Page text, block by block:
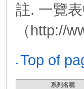
註. 一覽
（http://
Top of
系列名稱